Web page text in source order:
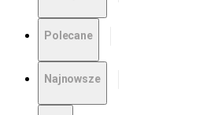
Polecane
Najnowsze